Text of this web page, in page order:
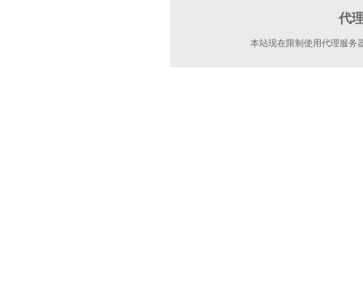
代
本站现在限制使用代理服务